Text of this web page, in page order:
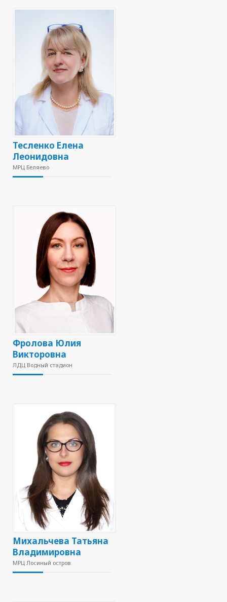
Тесленко Елена
Леонидовна
МРЦ Беляево
Фролова Юлия
Викторовна
ЛДЦ Водный стадион
Михальчева Татьяна
Владимировна
МРЦ Лосиный остров